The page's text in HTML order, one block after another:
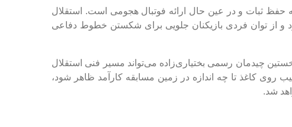
به حفظ ثبات و در عین حال ارائه فوتبال هجومی است. استقلال
و از توان فردی بازیکنان جلویی برای شکستن خطوط دفاعی
چیدمان رسمی بختیاری‌زاده می‌تواند مسیر فنی استقلال
روی کاغذ تا چه اندازه در زمین مسابقه کارآمد ظاهر شود،
شد.